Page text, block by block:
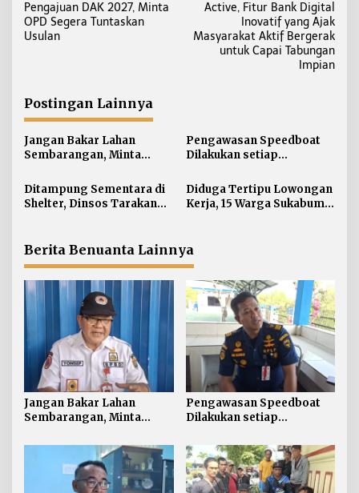
v
i
s
i
p
o
Pengajuan DAK 2027, Minta
OPD Segera Tuntaskan
Usulan
Active, Fitur Bank Digital
Inovatif yang Ajak
Masyarakat Aktif Bergerak
untuk Capai Tabungan
Impian
Postingan Lainnya
Jangan Bakar Lahan
Sembarangan, Minta
Pengawasan Speedboat
Dilakukan setiap
Acuan Laik Laut
Ditampung Sementara di
Shelter, Dinsos Tarakan
Diduga Tertipu Lowongan
Kerja, 15 Warga Sukabumi
Berita Benuanta Lainnya
Jangan Bakar Lahan
Sembarangan, Minta
Pengawasan Speedboat
Dilakukan setiap
Acuan Laik Laut